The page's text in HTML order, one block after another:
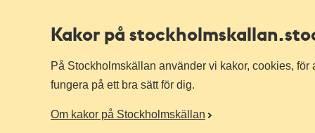
Kakor på stockholmskallan
På Stockholmskällan använder vi kakor, cookies,
fungera på ett bra sätt för dig.
Om kakor på Stockholmskällan